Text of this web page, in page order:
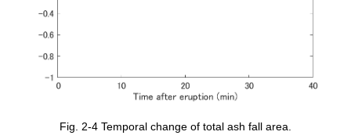
Fig. 2-4 Temporal change of total ash fall area.